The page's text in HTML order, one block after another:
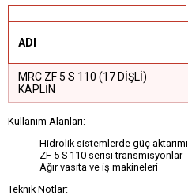
ADI
MRC ZF 5 S 110 (17 DİŞLİ)
KAPLİN
Kullanım Alanları:
Hidrolik sistemlerde güç aktarımı
ZF 5 S 110 serisi transmisyonlar
Ağır vasıta ve iş makineleri
Teknik Notlar: